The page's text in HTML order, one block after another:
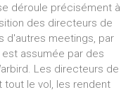
déroule précisément à
des directeurs de
d'autres meetings, par
assumée par des
Les directeurs de
tout le vol, les rendent